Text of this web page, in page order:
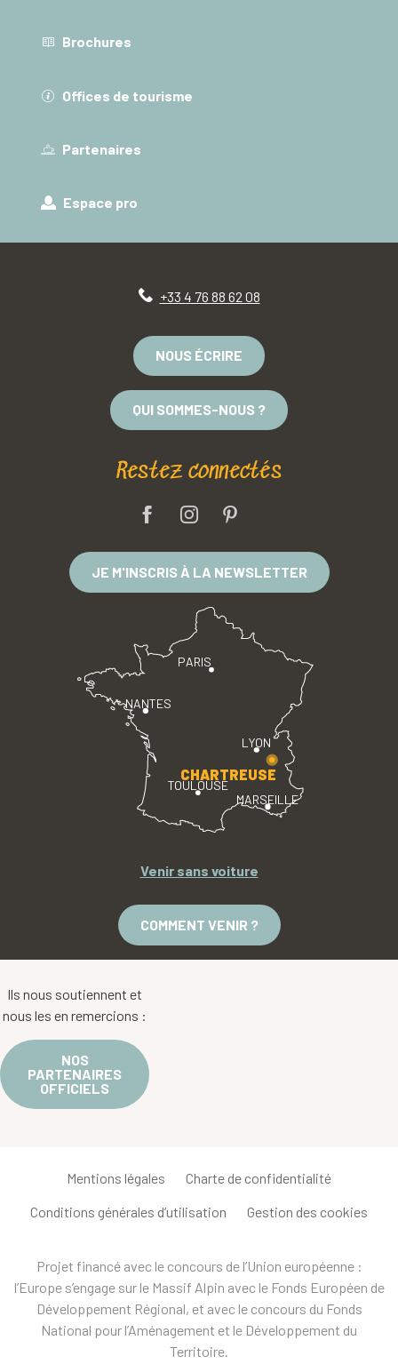
Brochures
Offices de tourisme
Partenaires
Espace pro
+33 4 76 88 62 08
NOUS ÉCRIRE
QUI SOMMES-NOUS ?
Restez connectés
JE M'INSCRIS À LA NEWSLETTER
PARIS
LYON
TOULOUSE
MARSEILLE
NANTES
CHARTREUSE
Venir sans voiture
COMMENT VENIR ?
Ils nous soutiennent et
nous les en remercions :
NOS
PARTENAIRES
OFFICIELS
Mentions légales Charte de confidentialité
Conditions générales d’utilisation Gestion des cookies
Projet financé avec le concours de l’Union européenne :
l’Europe s’engage sur le Massif Alpin avec le Fonds Européen de
Développement Régional, et avec le concours du Fonds
National pour l’Aménagement et le Développement du
Territoire.